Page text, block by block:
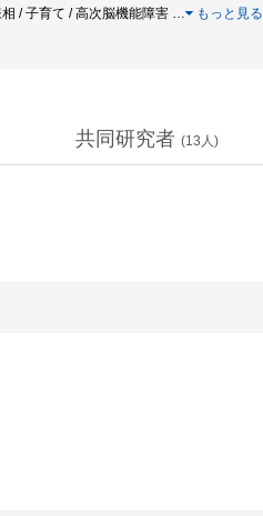
/ 子育て / 高次脳機能障害 … もっと見る
共同研究者 (13 人)